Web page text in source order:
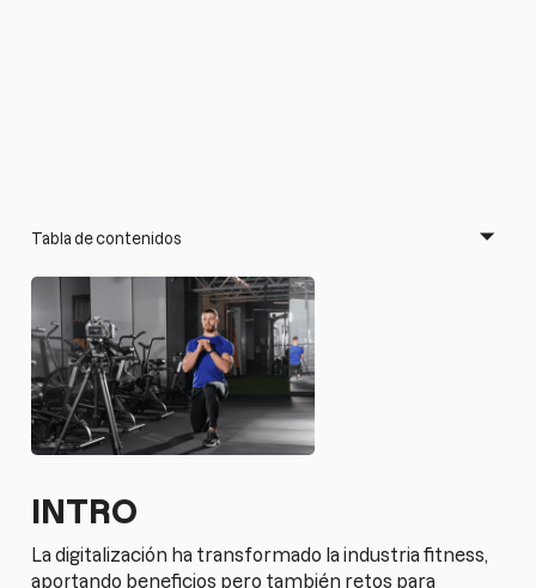
Tabla de contenidos
INTRO
La digitalización ha transformado la industria fitness,
aportando beneficios pero también retos para